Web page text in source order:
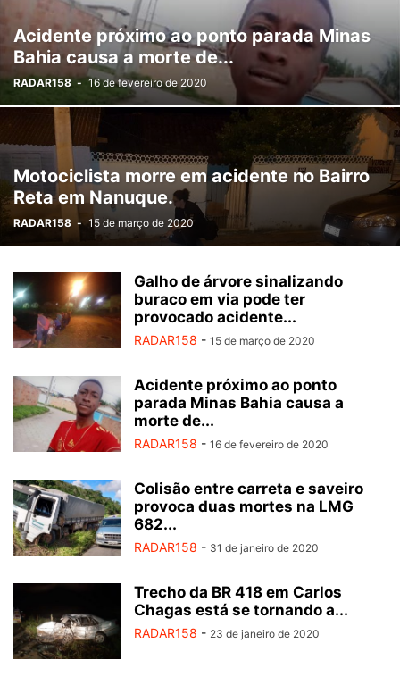
MORTE MORTE SUSPEITA PECULATO POLÍTICA
PORTE ILEGAL DE ARMA RECEPTAÇÃO ROUBO SAÚDE
SEM CATEGORIA SEQUESTRO SERVIÇOS SOCIAL TRAFICO
TRÁFICO DE DROGAS TRÂNSITO USURPAÇÃO VEÍCULO CLONADO
VIDEO VIOLÊNCIA CONTRA MULHER
Acidente próximo ao ponto parada Minas
Bahia causa a morte de...
RADAR158 - 16 de fevereiro de 2020
Motociclista morre em acidente no Bairro
Reta em Nanuque.
RADAR158 - 15 de março de 2020
Galho de árvore sinalizando
buraco em via pode ter
provocado acidente...
RADAR158 - 15 de março de 2020
Acidente próximo ao ponto
parada Minas Bahia causa a
morte de...
RADAR158 - 16 de fevereiro de 2020
Colisão entre carreta e saveiro
provoca duas mortes na LMG
682...
RADAR158 - 31 de janeiro de 2020
Trecho da BR 418 em Carlos
Chagas está se tornando a...
RADAR158 - 23 de janeiro de 2020